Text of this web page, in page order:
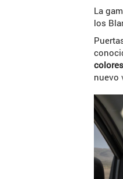
La
los
nuevo